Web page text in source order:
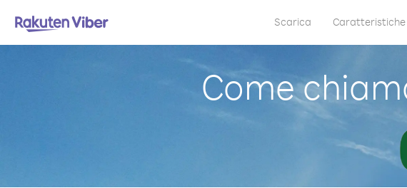
Scarica Caratteristiche
Come